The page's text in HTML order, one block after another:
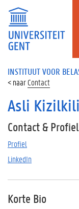
INSTITUUT VOOR
Contact
Asli
Contact &
Profiel
LinkedIn
Korte Bio